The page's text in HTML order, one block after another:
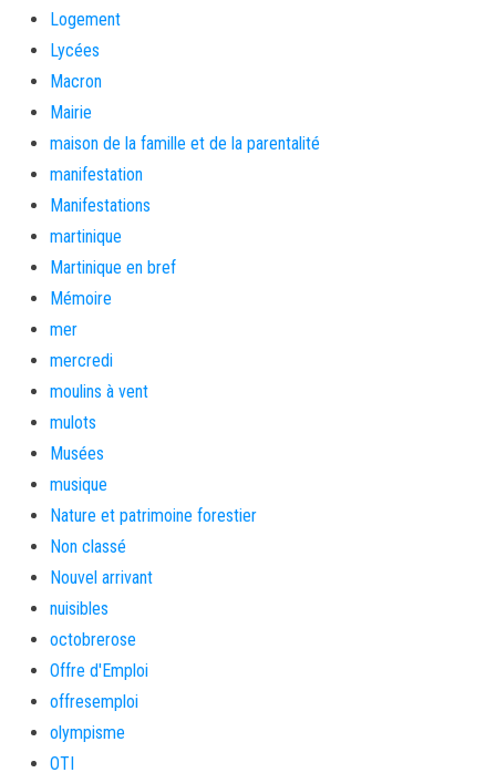
Logement
Lycées
Macron
Mairie
maison de la famille et de la parentalité
manifestation
Manifestations
martinique
Martinique en bref
Mémoire
mer
mercredi
moulins à vent
mulots
Musées
musique
Nature et patrimoine forestier
Non classé
Nouvel arrivant
nuisibles
octobrerose
Offre d'Emploi
offresemploi
olympisme
OTI